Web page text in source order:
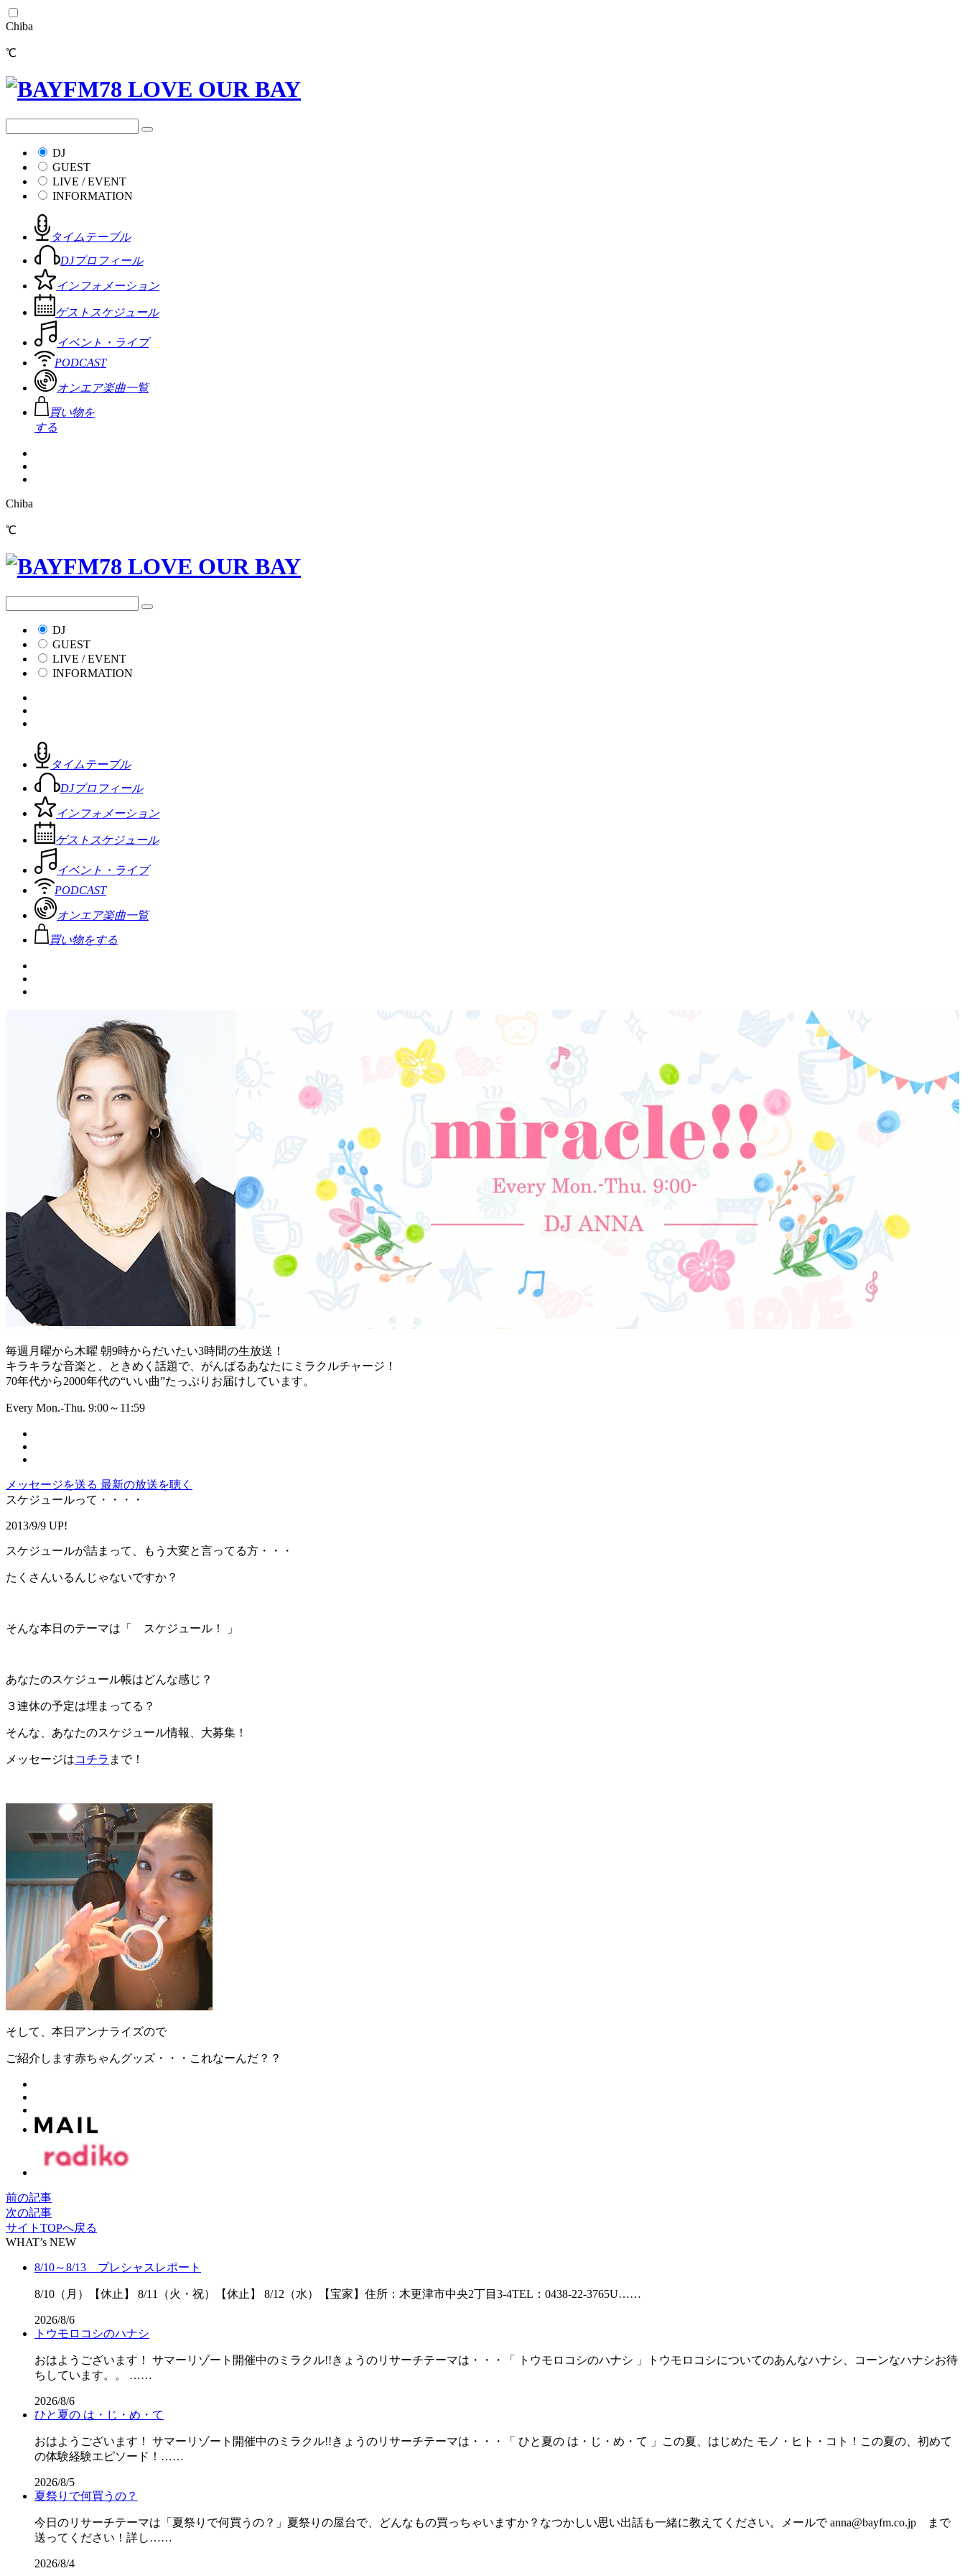
Chiba
℃
DJ
GUEST
LIVE / EVENT
INFORMATION
タイムテーブル
DJプロフィール
インフォメーション
ゲストスケジュール
イベント・ライブ
PODCAST
オンエア楽曲一覧
買い物を
する
Chiba
℃
DJ
GUEST
LIVE / EVENT
INFORMATION
タイムテーブル
DJプロフィール
インフォメーション
ゲストスケジュール
イベント・ライブ
PODCAST
オンエア楽曲一覧
買い物をする
毎週月曜から木曜 朝9時からだいたい3時間の生放送！
キラキラな音楽と、ときめく話題で、がんばるあなたにミラクルチャージ！
70年代から2000年代の“いい曲”たっぷりお届けしています。
Every Mon.-Thu. 9:00～11:59
メッセージを送る 最新の放送を聴く
スケジュールって・・・・
2013/9/9 UP!
スケジュールが詰まって、もう大変と言ってる方・・・
たくさんいるんじゃないですか？
そんな本日のテーマは「 スケジュール！ 」
あなたのスケジュール帳はどんな感じ？
３連休の予定は埋まってる？
そんな、あなたのスケジュール情報、大募集！
メッセージはコチラ まで！
そして、本日アンナライズので
ご紹介します赤ちゃんグッズ・・・これなーんだ？？
前の記事
次の記事
サイトTOPへ戻る
WHAT’s NEW
8/10～8/13 プレシャスレポート
8/10（月）【休止】 8/11（火・祝）【休止】 8/12（水）【宝家】住所：木更津市中央2丁目3-4TEL：0438-22-3765U……
2026/8/6
トウモロコシのハナシ
おはようございます！ サマーリゾート開催中のミラクル!!きょうのリサーチテーマは・・・「 トウモロコシのハナシ 」トウモロコシについてのあんなハナシ、コーンなハナシお待
ちしています。。 ……
2026/8/6
ひと夏の は・じ・め・て
おはようございます！ サマーリゾート開催中のミラクル!!きょうのリサーチテーマは・・・「 ひと夏の は・じ・め・て 」この夏、はじめた モノ・ヒト・コト！この夏の、初めて
の体験経験エピソード！……
2026/8/5
夏祭りで何買うの？
今日のリサーチテーマは「夏祭りで何買うの？」夏祭りの屋台で、どんなもの買っちゃいますか？なつかしい思い出話も一緒に教えてください。メールで anna@bayfm.co.jp まで
送ってください！詳し……
2026/8/4